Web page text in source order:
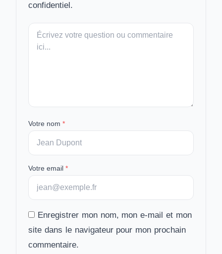
confidentiel.
Votre
message
Votre nom *
Votre email *
Enregistrer mon nom, mon e-mail et mon
site dans le navigateur pour mon prochain
commentaire.